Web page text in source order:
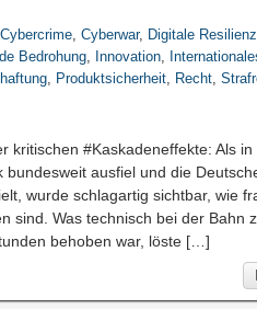
Cybercrime, Cyberwar, Digitale Resilienz
Bedrohung, Innovation,
, Produktsicherheit, Recht,
kritischen #Kaskadeneffekte: Als
ausfiel und die
wurde schlagartig sichtbar, wie
sind. Was technisch bei der Bahn
behoben war, löste […]